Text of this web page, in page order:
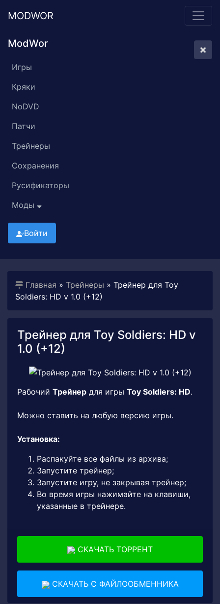
MODWOR
ModWor
Игры
Кряки
NoDVD
Патчи
Трейнеры
Сохранения
Русификаторы
Моды
Войти
Главная » Трейнеры » Трейнер для Toy
Soldiers: HD v 1.0 (+12)
Трейнер для Toy Soldiers: HD v
1.0 (+12)
Рабочий Трейнер для игры Toy Soldiers: HD.
Можно ставить на любую версию игры.
Установка:
Распакуйте все файлы из архива;
Запустите трейнер;
Запустите игру, не закрывая трейнер;
Во время игры нажимайте на клавиши,
указанные в трейнере.
СКАЧАТЬ ТОРРЕНТ
СКАЧАТЬ С ФАЙЛООБМЕННИКА